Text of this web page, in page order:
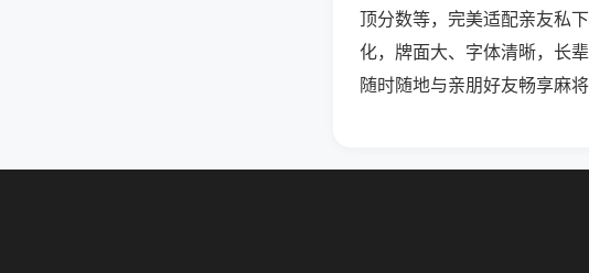
顶分数等，完美适配亲友私
化，牌面大、字体清晰，长
随时随地与亲朋好友畅享麻